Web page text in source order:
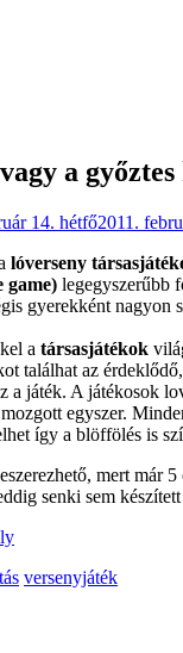
a
14. hétfő2011.
lóverseny
game) legegyszerűbb
gyerekként nagyon
a társasjátékok
találhat az
a játék. A játékosok
egyszer.
így a blöffölés is
mert már
senki sem
versenyjáték